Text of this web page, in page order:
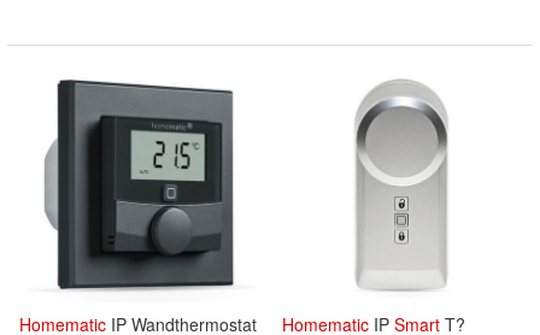
Homematic IP Wandthermostat Homematic IP Smart T?